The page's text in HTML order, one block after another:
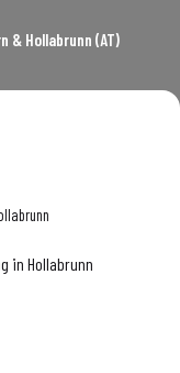
& Hollabrunn (AT)
in Hollabrunn